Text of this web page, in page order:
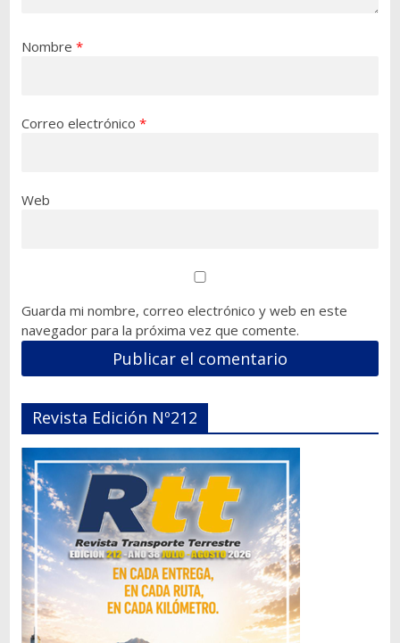
Nombre *
Correo electrónico *
Web
Guarda mi nombre, correo electrónico y web en este
navegador para la próxima vez que comente.
Revista Edición Nº212